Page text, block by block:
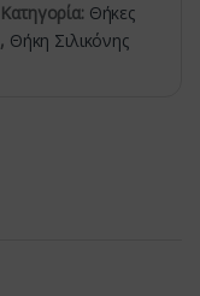
Κατηγορία: Θήκες
, Θήκη Σιλικόνης